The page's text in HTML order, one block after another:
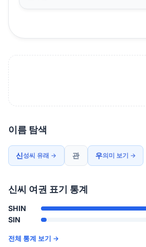
이름 탐색
신성씨 유래 → 관 우의미 보기 →
신씨 여권 표기 통계
SHIN
SIN
전체 통계 보기 →